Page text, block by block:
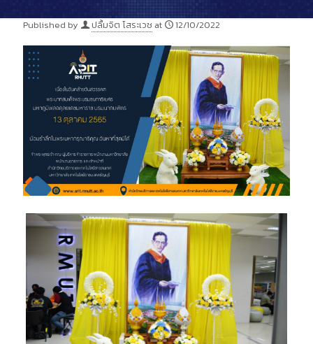
Published by ปลื้มจิต โสระเวช at 12/10/2022